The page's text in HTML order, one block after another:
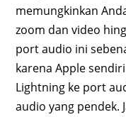
memungkinkan
zoom dan video
port audio ini
karena Apple
Lightning ke port
audio yang pendek.